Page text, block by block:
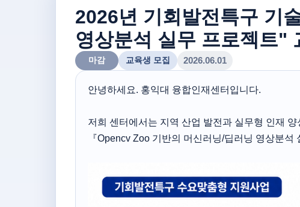
2026년 기회발전특구 기
영상분석 실무 프로젝트"
마감 교육생 모집 2026.06.01
안녕하세요. 홍익대 융합인재센터입니다.
저희 센터에서는 지역 산업 발전과 실무형 인재
『Opencv Zoo 기반의 머신러닝/딥러닝 영상분